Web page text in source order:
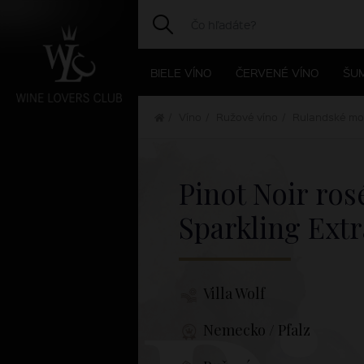
BIELE VÍNO ČERVENÉ VÍNO
Pinot Noir
Sparkling
Villa Wolf
Nemecko / Pfalz